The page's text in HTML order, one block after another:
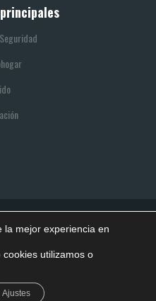
POR BOOTIK
de cookies
Derecho de desistimiento
la mejor experiencia en
utilizamos o
Ajustes